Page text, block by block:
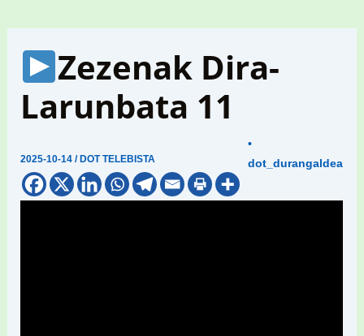
Zezenak Dira-
Larunbata 11
2025-10-14/ DOT TELEBISTA
•
dot_durangaldea